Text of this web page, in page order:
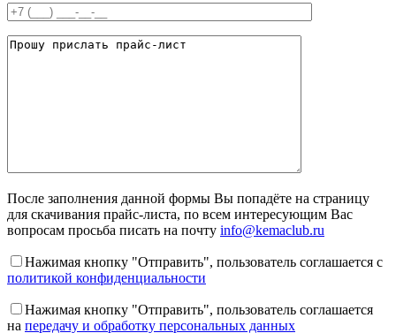
После заполнения данной формы Вы попадёте на страницу
для скачивания прайс-листа, по всем интересующим Вас
вопросам просьба писать на почту info@kemaclub.ru
Нажимая кнопку "Отправить", пользователь соглашается с
политикой конфиденциальности
Нажимая кнопку "Отправить", пользователь соглашается
на передачу и обработку персональных данных